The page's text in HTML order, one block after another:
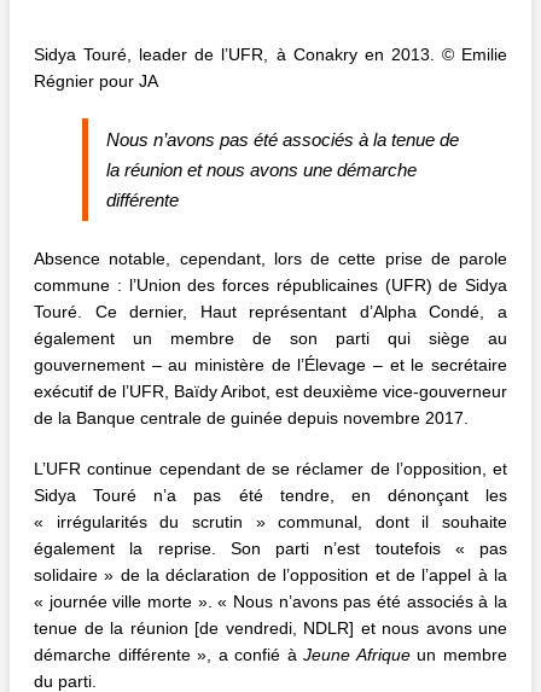
Sidya Touré, leader de l’UFR, à Conakry en 2013. © Emilie
Régnier pour JA
Nous n’avons pas été associés à la tenue de
la réunion et nous avons une démarche
différente
Absence notable, cependant, lors de cette prise de parole
commune : l’Union des forces républicaines (UFR) de Sidya
Touré. Ce dernier, Haut représentant d’Alpha Condé, a
également un membre de son parti qui siège au
gouvernement – au ministère de l’Élevage – et le secrétaire
exécutif de l’UFR, Baïdy Aribot, est deuxième vice-gouverneur
de la Banque centrale de guinée depuis novembre 2017.
L’UFR continue cependant de se réclamer de l’opposition, et
Sidya Touré n’a pas été tendre, en dénonçant les
« irrégularités du scrutin » communal, dont il souhaite
également la reprise. Son parti n’est toutefois « pas
solidaire » de la déclaration de l’opposition et de l’appel à la
« journée ville morte ». « Nous n’avons pas été associés à la
tenue de la réunion [de vendredi, NDLR] et nous avons une
démarche différente », a confié àJeune Afriqueun membre
du parti.